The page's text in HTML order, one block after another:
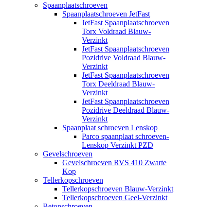
Spaanplaatschroeven
Spaanplaatschroeven JetFast
JetFast Spaanplaatschroeven
Torx Voldraad Blauw-
Verzinkt
JetFast Spaanplaatschroeven
Pozidrive Voldraad Blauw-
Verzinkt
JetFast Spaanplaatschroeven
Torx Deeldraad Blauw-
Verzinkt
JetFast Spaanplaatschroeven
Pozidrive Deeldraad Blauw-
Verzinkt
Spaanplaat schroeven Lenskop
Parco spaanplaat schroeven-
Lenskop Verzinkt PZD
Gevelschroeven
Gevelschroeven RVS 410 Zwarte
Kop
Tellerkopschroeven
Tellerkopschroeven Blauw-Verzinkt
Tellerkopschroeven Geel-Verzinkt